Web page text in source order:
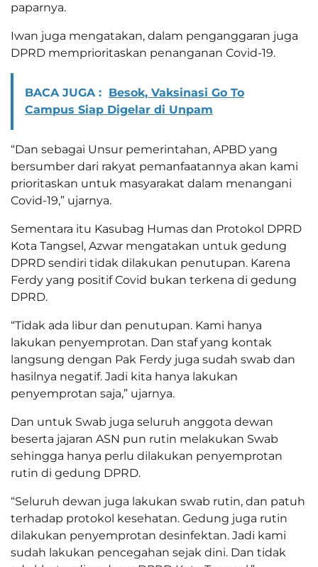
paparnya.
Iwan juga mengatakan, dalam penganggaran juga
DPRD memprioritaskan penanganan Covid-19.
BACA JUGA : Besok, Vaksinasi Go To
Campus Siap Digelar di Unpam
“Dan sebagai Unsur pemerintahan, APBD yang
bersumber dari rakyat pemanfaatannya akan kami
prioritaskan untuk masyarakat dalam menangani
Covid-19,” ujarnya.
Sementara itu Kasubag Humas dan Protokol DPRD
Kota Tangsel, Azwar mengatakan untuk gedung
DPRD sendiri tidak dilakukan penutupan. Karena
Ferdy yang positif Covid bukan terkena di gedung
DPRD.
“Tidak ada libur dan penutupan. Kami hanya
lakukan penyemprotan. Dan staf yang kontak
langsung dengan Pak Ferdy juga sudah swab dan
hasilnya negatif. Jadi kita hanya lakukan
penyemprotan saja,” ujarnya.
Dan untuk Swab juga seluruh anggota dewan
beserta jajaran ASN pun rutin melakukan Swab
sehingga hanya perlu dilakukan penyemprotan
rutin di gedung DPRD.
“Seluruh dewan juga lakukan swab rutin, dan patuh
terhadap protokol kesehatan. Gedung juga rutin
dilakukan penyemprotan desinfektan. Jadi kami
sudah lakukan pencegahan sejak dini. Dan tidak